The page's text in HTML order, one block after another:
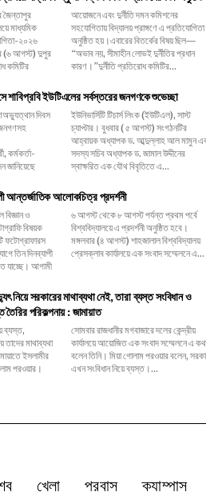
মাধ্যমিক
২০২৬
(৬ আগস্ট) দুপুর
কমিটির
বিষয় ছিল—
প্রধান
কারণ।”দুর্নীতি প্রতিরোধ কমিটির...
ইউটিএলের সর্বস্তরের জনগণকে শুভেচ্ছা
কর্মকর্তা-
জানিয়েছে
উদ্দীনের
স্বাক্ষরিত এক যৌথ বিবৃতিতে এ...
আন্তর্জাতিক আলোকচিত্র প্রদর্শনী
বিষয়ক
ফটোগ্রাফারস
তিন দিনব্যাপী
যাচ্ছে। আগামী
হবে।
বিশ্ববিদ্যালয়
প্রেসক্লাব কার্যালয়ে এক সংবাদ সম্মেলনে এ...
নিয়ে সরকারের মাথাব্যথা নেই, তারা ব্যস্ত সংবিধান ও
পরিকল্পনায় : জামায়াত
ব্যস্ত,
মাথাব্যথা
ইসলামীর
পরওয়ার।
কেন্দ্রীয়
সম্মেলনে এ কথা
বলেন, সরকার
এখন সংবিধান নিয়ে ব্যস্ত।...
খেলা প্রবাস ক্যাম্পাস